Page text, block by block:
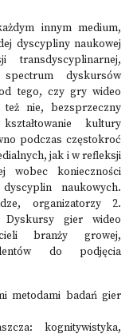
innym medium,
dyscypliny naukowej
transdyscyplinarnej,
spectrum dyskursów
tego, czy gry wideo
nie, bezsprzeczny
kultury
podczas częstokroć
jak i w refleksji
wobec konieczności
naukowych.
organizatorzy 2.
Dyskursy gier wideo
branży growej,
do podjęcia
metodami badań gier
kognitywistyka,